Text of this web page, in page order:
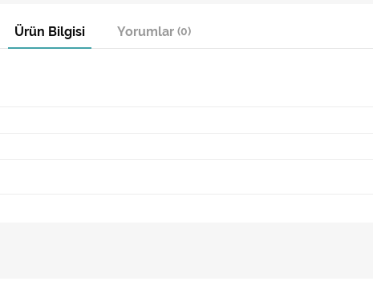
Ürün Bilgisi Yorumlar (0)